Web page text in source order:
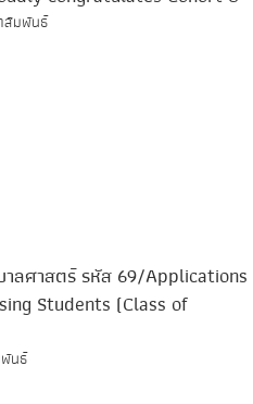
สัมพันธ์
ลศาสตร์ รหัส 69/Applications
Students (Class of
นธ์